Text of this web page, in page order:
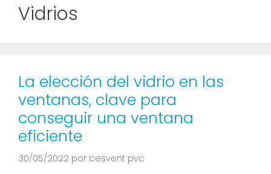
Vidrios
La elección del vidrio en las
ventanas, clave para
conseguir una ventana
eficiente
30/05/2022 por cesvent pvc